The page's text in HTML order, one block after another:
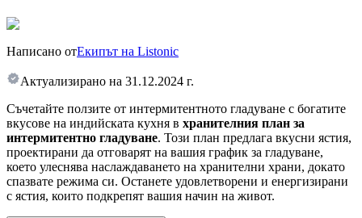
Написано отЕкипът на Listonic
Актуализирано на 31.12.2024 г.
Съчетайте ползите от интермитентното гладуване с богатите
вкусове на индийската кухня в хранителния план за
интермитентно гладуване. Този план предлага вкусни ястия,
проектирани да отговарят на вашия график за гладуване,
което улеснява наслаждаването на хранителни храни, докато
спазвате режима си. Останете удовлетворени и енергизирани
с ястия, които подкрепят вашия начин на живот.